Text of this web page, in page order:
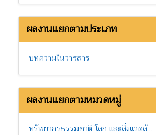
ผลงานแยกตามประเภท
บทความในวารสาร
ผลงานแยกตามหมวดหมู่
ทรัพยากรธรรมชาติ โลก และสิ่งแวดล้อม